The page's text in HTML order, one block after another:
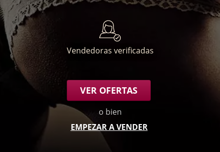
Vendedoras verificadas
VER OFERTAS
o bien
EMPEZAR A VENDER